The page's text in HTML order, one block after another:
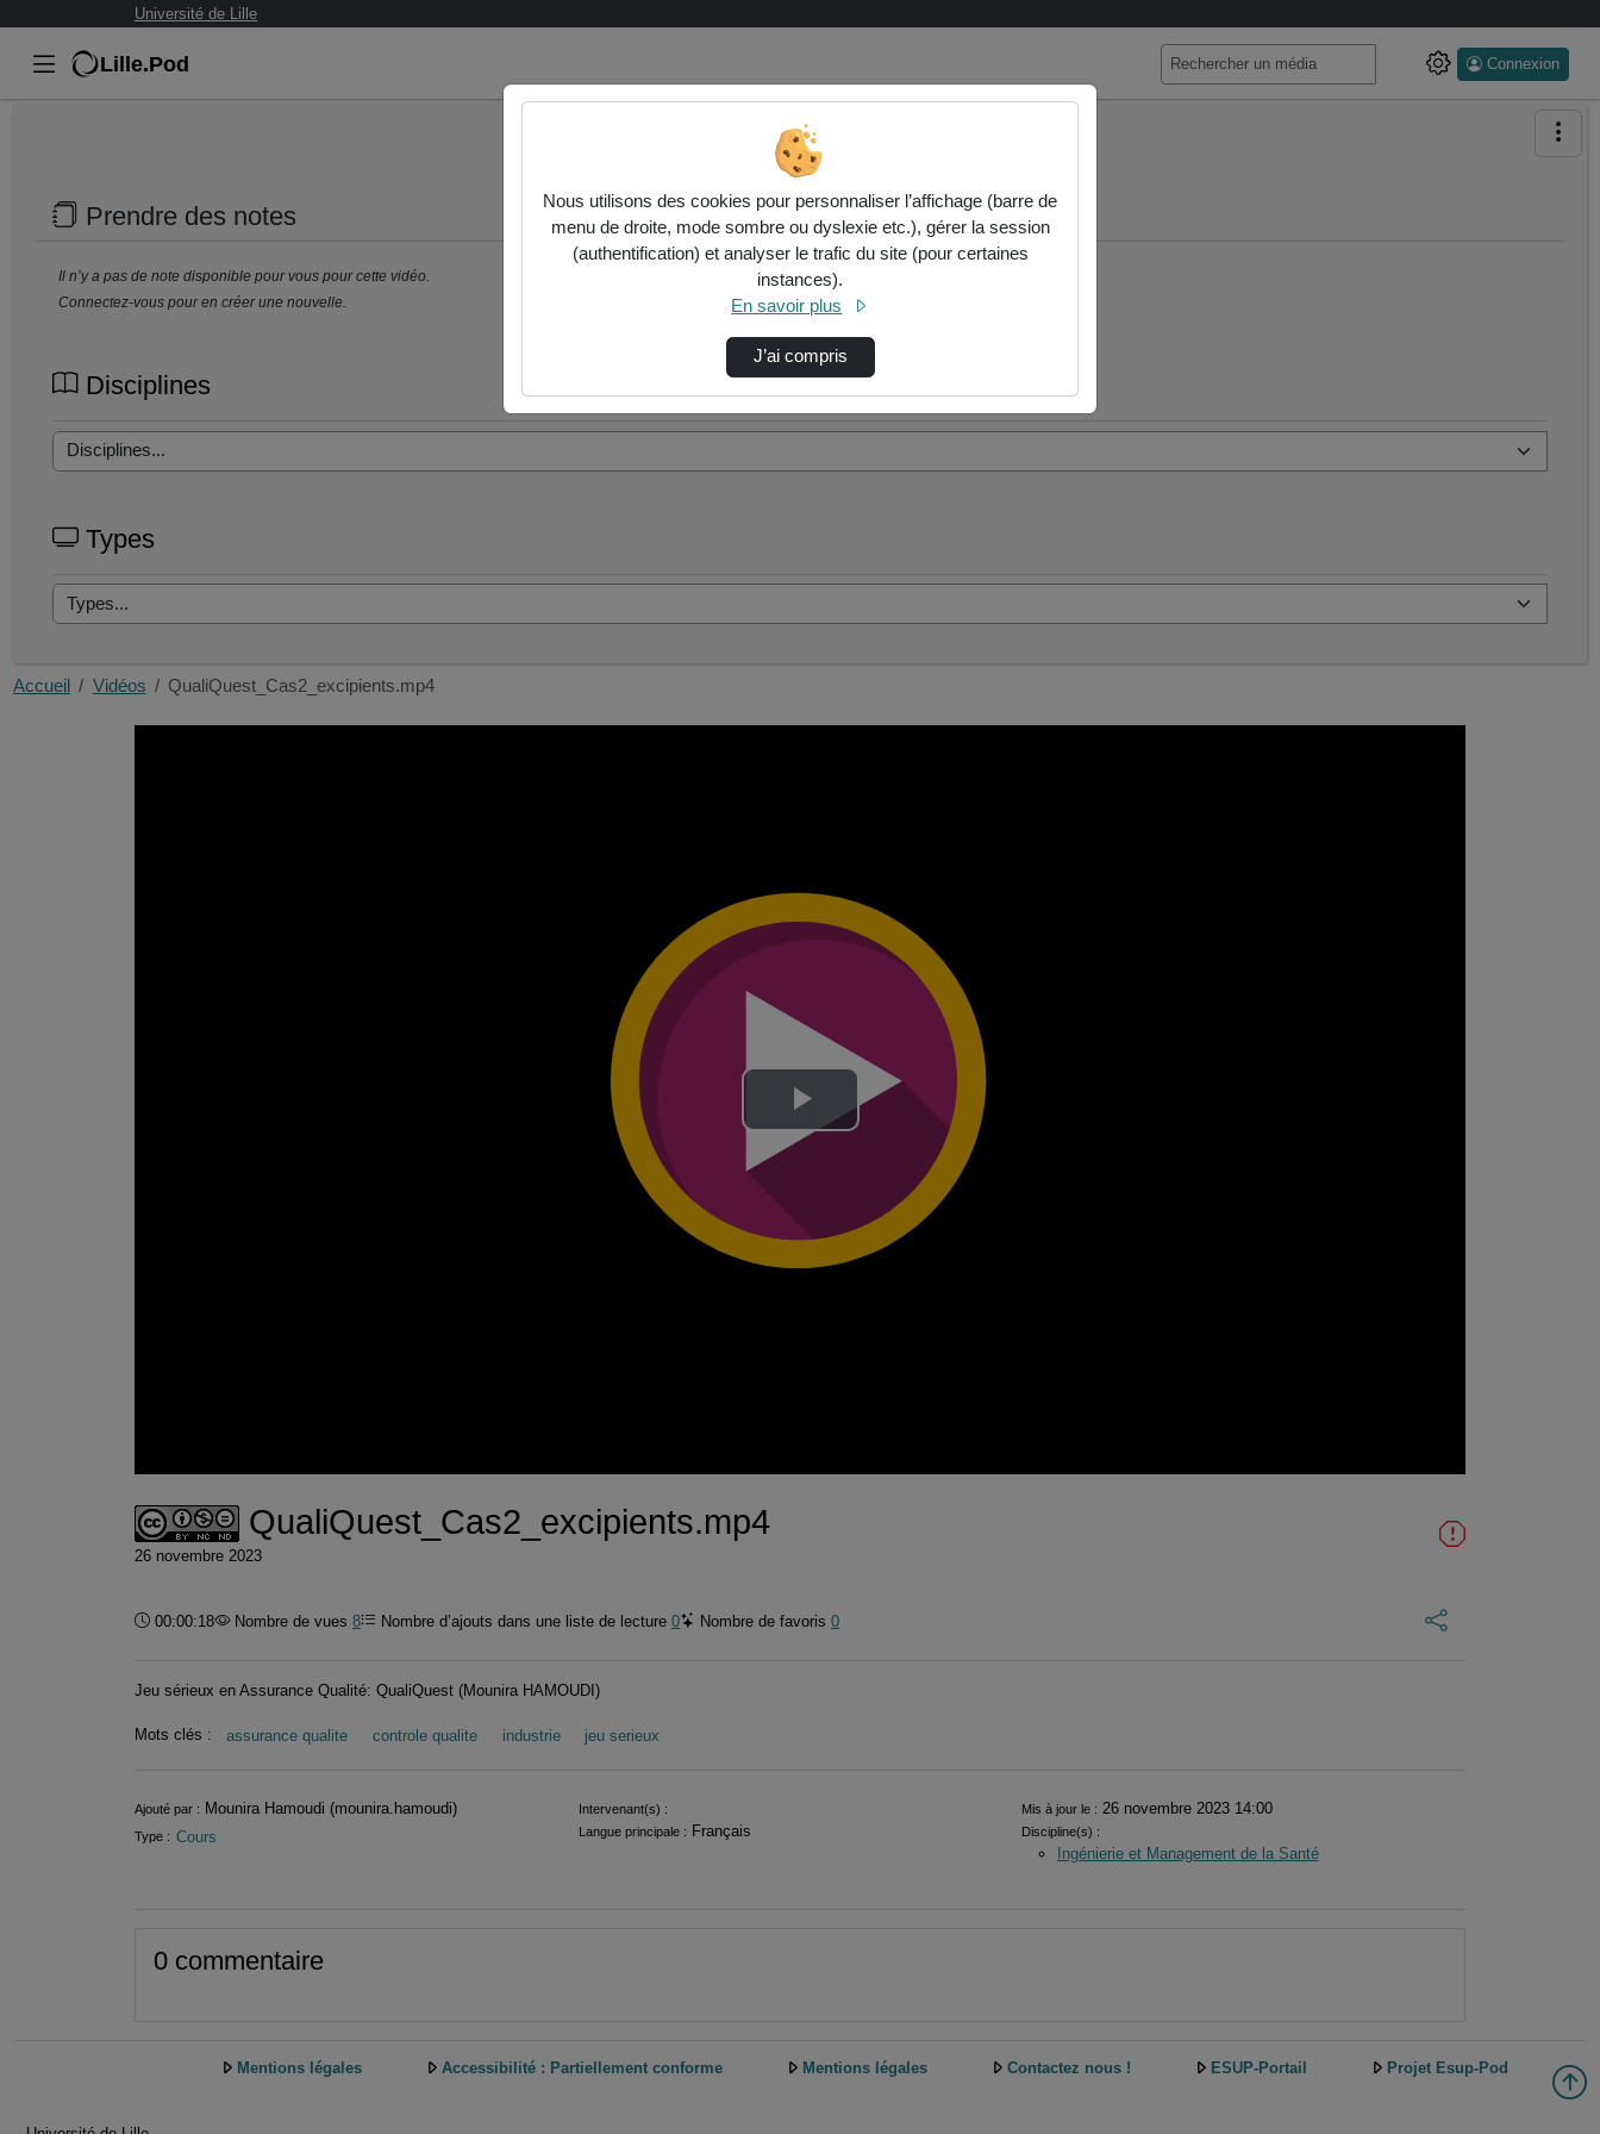
Université de Lille
Lille.Pod Connexion
Prendre des notes
Il n’y a pas de note disponible pour vous pour cette vidéo.
Connectez-vous pour en créer une nouvelle.
Disciplines
Types
Accueil Vidéos QualiQuest_Cas2_excipients.mp4
Lire
vidéo
QualiQuest_Cas2_excipients.mp4
26 novembre 2023
Durée :
00:00:18 Nombre de vues 8 Nombre d’ajouts dans une liste de lecture 0 Nombre de favoris 0
Jeu sérieux en Assurance Qualité: QualiQuest (Mounira HAMOUDI)
Mots clés : assurance qualite controle qualite industrie jeu serieux
Informations
Ajouté par : Mounira Hamoudi (mounira.hamoudi) Intervenant(s) : Mis à jour le : 26 novembre 2023 14:00
Type : Cours Langue principale : Français Discipline(s) :
Ingénierie et Management de la Santé
0 commentaire
Mentions légales Accessibilité : Partiellement conforme Mentions légales Contactez nous ! ESUP-Portail Projet Esup-Pod
Nous utilisons des cookies pour personnaliser l’affichage (barre de
menu de droite, mode sombre ou dyslexie etc.), gérer la session
(authentification) et analyser le trafic du site (pour certaines
instances).
En savoir plus
J’ai compris